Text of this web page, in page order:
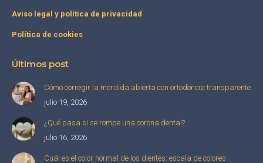
Aviso legal y política de privacidad
Política de cookies
Últimos post
Cómo corregir la mordida abierta con ortodoncia transparente
julio 19, 2026
¿Qué pasa si se rompe una corona dental?
julio 16, 2026
Cuál es el color normal de los dientes: escala de colores